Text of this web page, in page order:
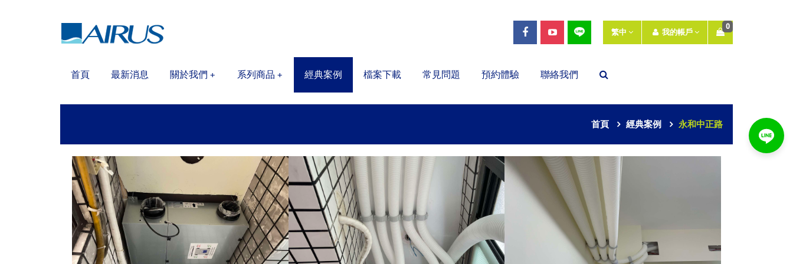
繁中 我的帳戶
0
首頁 最新消息 關於我們 + 系列商品 + 經典案例 檔案下載 常見問題 預約體驗 聯絡我們
首頁 經典案例 永和中正路